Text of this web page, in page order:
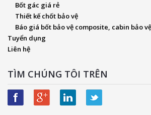
Bốt gác giá rẻ
Thiết kế chốt bảo vệ
Báo giá bốt bảo vệ composite, cabin bảo
Tuyển dụng
Liên hệ
TÌM CHÚNG TÔI TRÊN